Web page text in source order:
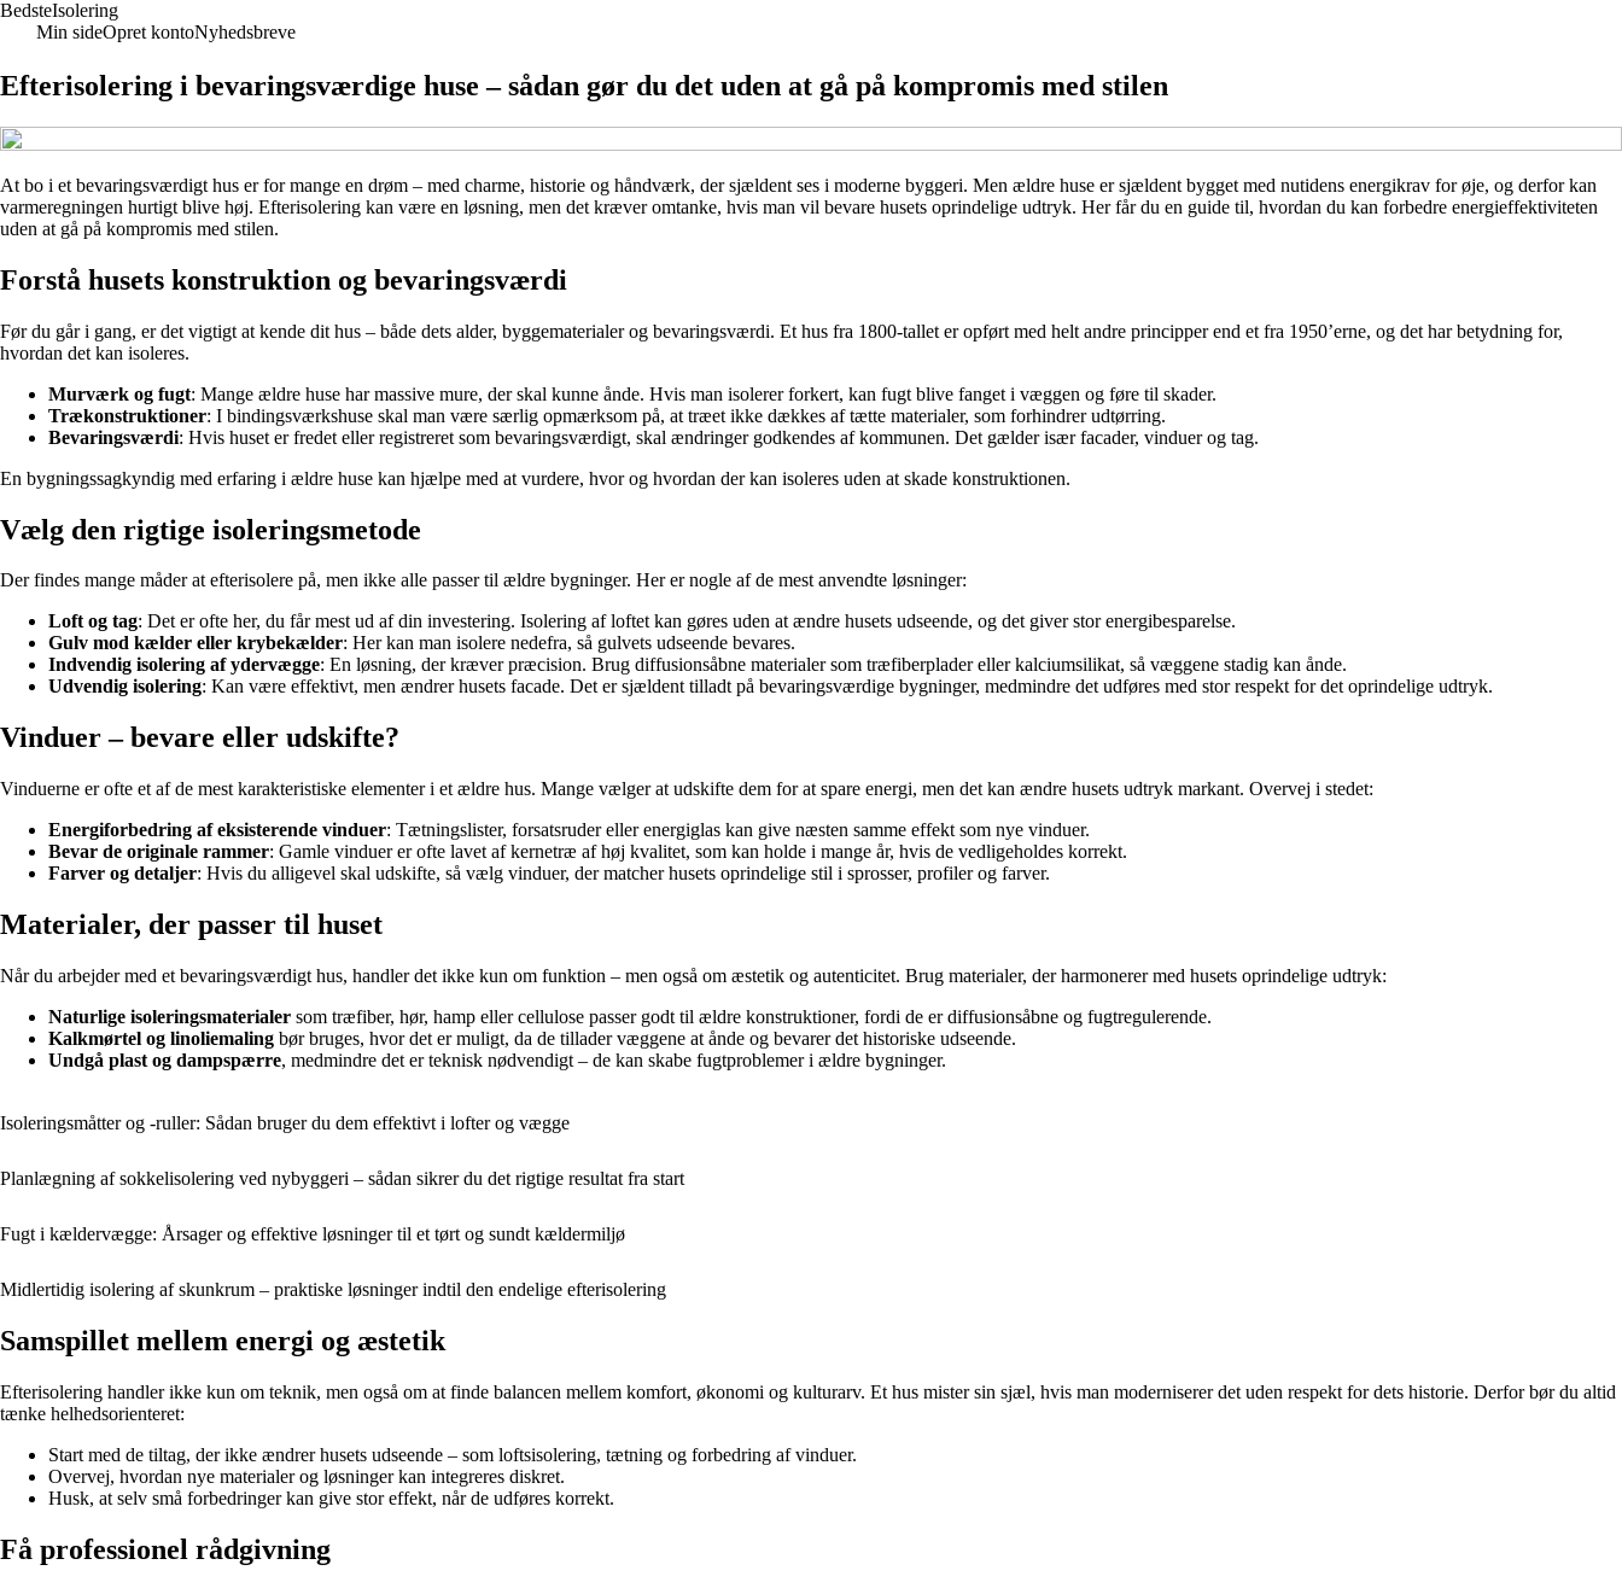
BedsteIsolering
Min sideOpret kontoNyhedsbreve
Efterisolering i bevaringsværdige huse – sådan gør du det uden at gå på kompromis med stilen
At bo i et bevaringsværdigt hus er for mange en drøm – med charme, historie og håndværk, der sjældent ses i moderne byggeri. Men ældre huse er sjældent bygget med nutidens energikrav for øje, og derfor kan
varmeregningen hurtigt blive høj. Efterisolering kan være en løsning, men det kræver omtanke, hvis man vil bevare husets oprindelige udtryk. Her får du en guide til, hvordan du kan forbedre energieffektiviteten
uden at gå på kompromis med stilen.
Forstå husets konstruktion og bevaringsværdi
Før du går i gang, er det vigtigt at kende dit hus – både dets alder, byggematerialer og bevaringsværdi. Et hus fra 1800-tallet er opført med helt andre principper end et fra 1950’erne, og det har betydning for,
hvordan det kan isoleres.
Murværk og fugt: Mange ældre huse har massive mure, der skal kunne ånde. Hvis man isolerer forkert, kan fugt blive fanget i væggen og føre til skader.
Trækonstruktioner: I bindingsværkshuse skal man være særlig opmærksom på, at træet ikke dækkes af tætte materialer, som forhindrer udtørring.
Bevaringsværdi: Hvis huset er fredet eller registreret som bevaringsværdigt, skal ændringer godkendes af kommunen. Det gælder især facader, vinduer og tag.
En bygningssagkyndig med erfaring i ældre huse kan hjælpe med at vurdere, hvor og hvordan der kan isoleres uden at skade konstruktionen.
Vælg den rigtige isoleringsmetode
Der findes mange måder at efterisolere på, men ikke alle passer til ældre bygninger. Her er nogle af de mest anvendte løsninger:
Loft og tag: Det er ofte her, du får mest ud af din investering. Isolering af loftet kan gøres uden at ændre husets udseende, og det giver stor energibesparelse.
Gulv mod kælder eller krybekælder: Her kan man isolere nedefra, så gulvets udseende bevares.
Indvendig isolering af ydervægge: En løsning, der kræver præcision. Brug diffusionsåbne materialer som træfiberplader eller kalciumsilikat, så væggene stadig kan ånde.
Udvendig isolering: Kan være effektivt, men ændrer husets facade. Det er sjældent tilladt på bevaringsværdige bygninger, medmindre det udføres med stor respekt for det oprindelige udtryk.
Vinduer – bevare eller udskifte?
Vinduerne er ofte et af de mest karakteristiske elementer i et ældre hus. Mange vælger at udskifte dem for at spare energi, men det kan ændre husets udtryk markant. Overvej i stedet:
Energiforbedring af eksisterende vinduer: Tætningslister, forsatsruder eller energiglas kan give næsten samme effekt som nye vinduer.
Bevar de originale rammer: Gamle vinduer er ofte lavet af kernetræ af høj kvalitet, som kan holde i mange år, hvis de vedligeholdes korrekt.
Farver og detaljer: Hvis du alligevel skal udskifte, så vælg vinduer, der matcher husets oprindelige stil i sprosser, profiler og farver.
Materialer, der passer til huset
Når du arbejder med et bevaringsværdigt hus, handler det ikke kun om funktion – men også om æstetik og autenticitet. Brug materialer, der harmonerer med husets oprindelige udtryk:
Naturlige isoleringsmaterialer som træfiber, hør, hamp eller cellulose passer godt til ældre konstruktioner, fordi de er diffusionsåbne og fugtregulerende.
Kalkmørtel og linoliemaling bør bruges, hvor det er muligt, da de tillader væggene at ånde og bevarer det historiske udseende.
Undgå plast og dampspærre, medmindre det er teknisk nødvendigt – de kan skabe fugtproblemer i ældre bygninger.
Isoleringsmåtter og -ruller: Sådan bruger du dem effektivt i lofter og vægge
Planlægning af sokkelisolering ved nybyggeri – sådan sikrer du det rigtige resultat fra start
Fugt i kældervægge: Årsager og effektive løsninger til et tørt og sundt kældermiljø
Midlertidig isolering af skunkrum – praktiske løsninger indtil den endelige efterisolering
Samspillet mellem energi og æstetik
Efterisolering handler ikke kun om teknik, men også om at finde balancen mellem komfort, økonomi og kulturarv. Et hus mister sin sjæl, hvis man moderniserer det uden respekt for dets historie. Derfor bør du altid
tænke helhedsorienteret:
Start med de tiltag, der ikke ændrer husets udseende – som loftsisolering, tætning og forbedring af vinduer.
Overvej, hvordan nye materialer og løsninger kan integreres diskret.
Husk, at selv små forbedringer kan give stor effekt, når de udføres korrekt.
Få professionel rådgivning